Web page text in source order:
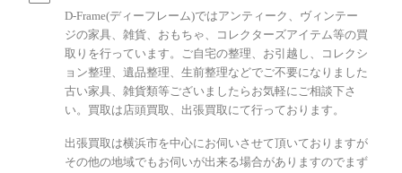
D-Frame(ディーフレーム)ではアンティーク、ヴィンテー
ジの家具、雑貨、おもちゃ、コレクターズアイテム等の買
取りを行っています。ご自宅の整理、お引越し、コレクシ
ョン整理、遺品整理、生前整理などでご不要になりました
古い家具、雑貨類等ございましたらお気軽にご相談下さ
い。買取は店頭買取、出張買取にて行っております。
出張買取は横浜市を中心にお伺いさせて頂いておりますが
その他の地域でもお伺いが出来る場合がありますのでまず